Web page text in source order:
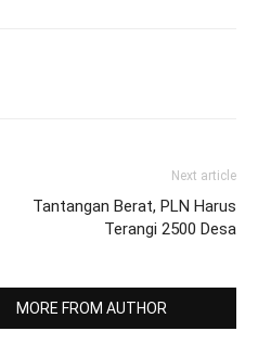
Next article
Tantangan Berat, PLN Harus
Terangi 2500 Desa
MORE FROM AUTHOR